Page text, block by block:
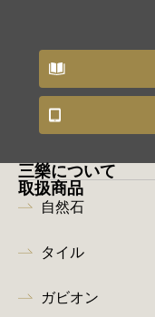
三樂について
取扱商品
自然石
タイル
ガビオン